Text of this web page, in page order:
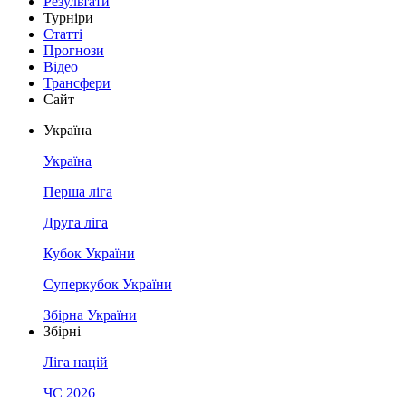
Турніри
Статті
Прогнози
Відео
Трансфери
Сайт
Україна
Україна
Перша ліга
Друга ліга
Кубок України
Суперкубок України
Збірна України
Збірні
Ліга націй
ЧС 2026